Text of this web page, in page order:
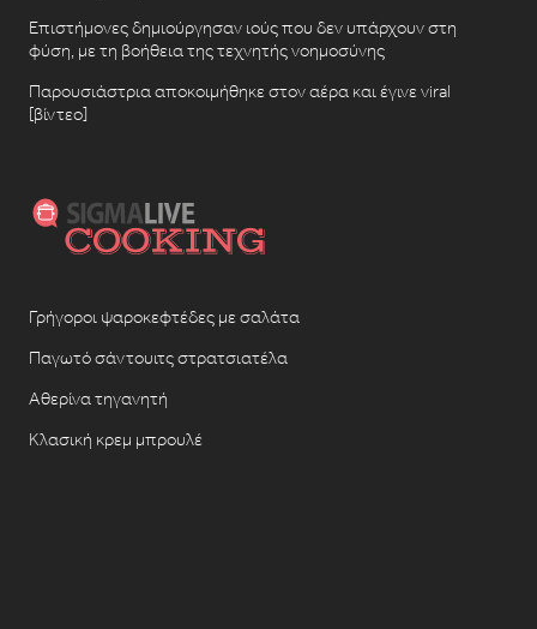
Επιστήμονες δημιούργησαν ιούς που δεν υπάρχουν στη
φύση, με τη βοήθεια της τεχνητής νοημοσύνης
Παρουσιάστρια αποκοιμήθηκε στον αέρα και έγινε viral
[βίντεο]
Γρήγοροι ψαροκεφτέδες με σαλάτα
Παγωτό σάντουιτς στρατσιατέλα
Αθερίνα τηγανητή
Κλασική κρεμ μπρουλέ